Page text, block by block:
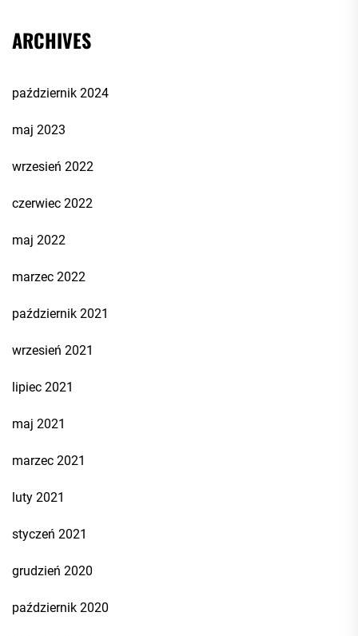
ARCHIVES
październik 2024
maj 2023
wrzesień 2022
czerwiec 2022
maj 2022
marzec 2022
październik 2021
wrzesień 2021
lipiec 2021
maj 2021
marzec 2021
luty 2021
styczeń 2021
grudzień 2020
październik 2020